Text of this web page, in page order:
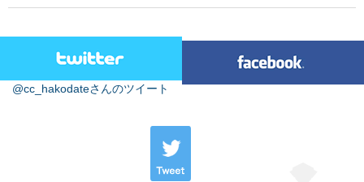
@cc_hakodateさんのツイート